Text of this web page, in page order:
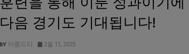
다음 경기도 기대됩니다!
아름드리 2월 11, 2025